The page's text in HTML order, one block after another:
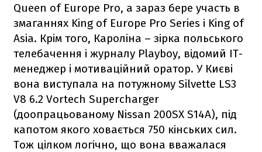
Queen of Europe Pro, а зараз бере участь в
змаганнях King of Europe Pro Series і King of
Asia. Крім того, Кароліна – зірка польського
телебачення і журналу Playboy, відомий ІТ-
менеджер і мотиваційний оратор. У Києві
вона виступала на потужному Silvette LS3
V8 6.2 Vortech Supercharger
(доопрацьованому Nissan 200SX S14A), під
капотом якого ховається 750 кінських сил.
Тож цілком логічно, що вона вважалася